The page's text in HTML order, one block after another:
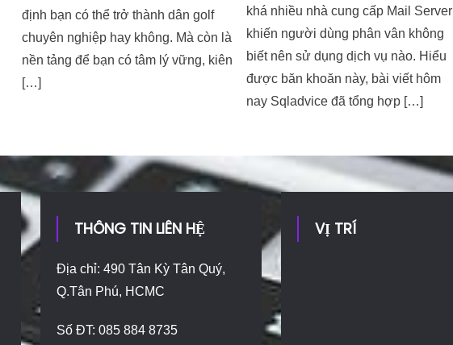
định bạn có thể trở thành dân golf
chuyên nghiệp hay không. Mà còn là
nền tảng để bạn có tâm lý vững, kiên
[…]
khá nhiều nhà cung cấp Mail Server
khiến người dùng phân vân không
biết nên sử dụng dịch vụ nào. Hiểu
được băn khoăn này, bài viết hôm
nay Sqladvice đã tổng hợp […]
THÔNG TIN LIÊN HỆ
Địa chỉ: 490 Tân Kỳ Tân Quý,
Q.Tân Phú, HCMC
Số ĐT: 085 884 8735
VỊ TRÍ